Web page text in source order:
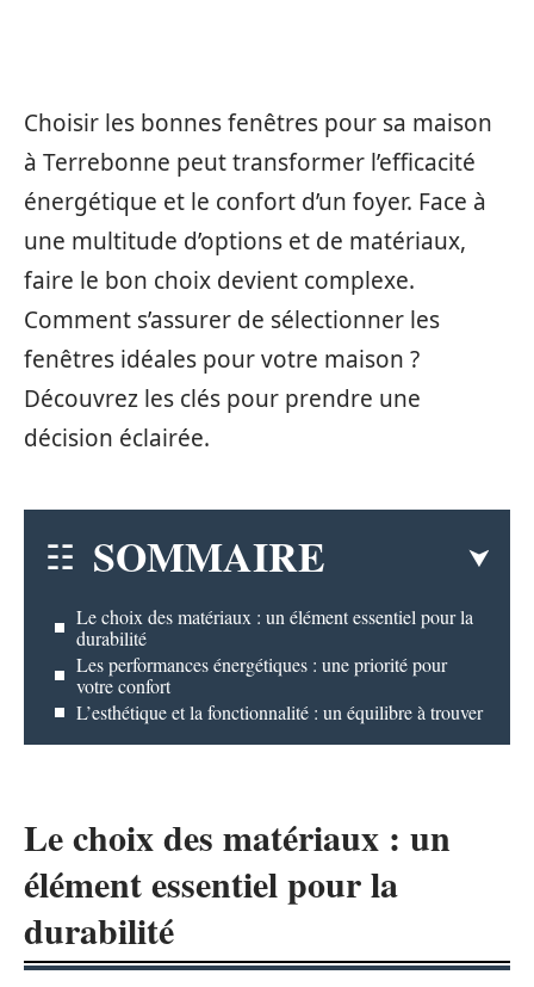
Choisir les bonnes fenêtres pour sa maison
à Terrebonne peut transformer l’efficacité
énergétique et le confort d’un foyer. Face à
une multitude d’options et de matériaux,
faire le bon choix devient complexe.
Comment s’assurer de sélectionner les
fenêtres idéales pour votre maison ?
Découvrez les clés pour prendre une
décision éclairée.
SOMMAIRE
Le choix des matériaux : un élément essentiel pour la
durabilité
Les performances énergétiques : une priorité pour
votre confort
L’esthétique et la fonctionnalité : un équilibre à trouver
Le choix des matériaux : un
élément essentiel pour la
durabilité